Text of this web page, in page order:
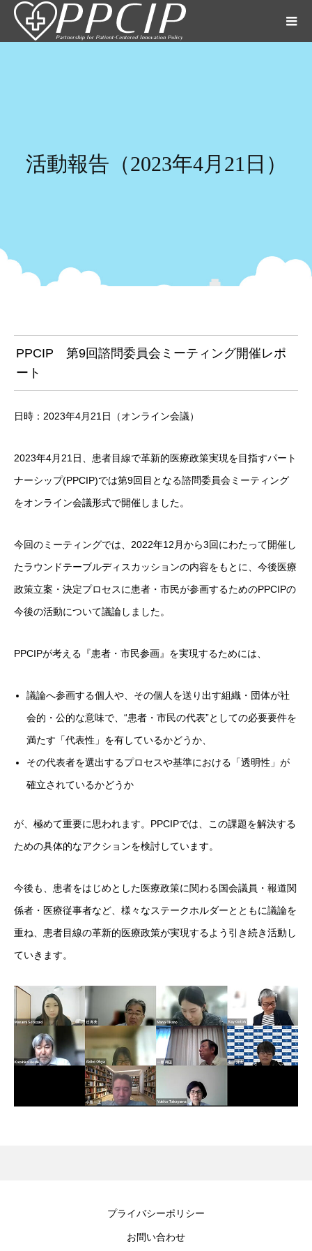
活動報告（2023年4月21日）
PPCIP 第9回諮問委員会ミーティング開催レポ
ート
日時：2023年4月21日（オンライン会議）
2023年4月21日、患者目線で革新的医療政策実現を目指すパート
ナーシップ(PPCIP)では第9回目となる諮問委員会ミーティング
をオンライン会議形式で開催しました。
今回のミーティングでは、2022年12月から3回にわたって開催し
たラウンドテーブルディスカッションの内容をもとに、今後医療
政策立案・決定プロセスに患者・市民が参画するためのPPCIPの
今後の活動について議論しました。
PPCIPが考える『患者・市民参画』を実現するためには、
議論へ参画する個人や、その個人を送り出す組織・団体が社
会的・公的な意味で、“患者・市民の代表”としての必要要件を
満たす「代表性」を有しているかどうか、
その代表者を選出するプロセスや基準における「透明性」が
確立されているかどうか
が、極めて重要に思われます。PPCIPでは、この課題を解決する
ための具体的なアクションを検討しています。
今後も、患者をはじめとした医療政策に関わる国会議員・報道関
係者・医療従事者など、様々なステークホルダーとともに議論を
重ね、患者目線の革新的医療政策が実現するよう引き続き活動し
ていきます。
プライバシーポリシー
お問い合わせ